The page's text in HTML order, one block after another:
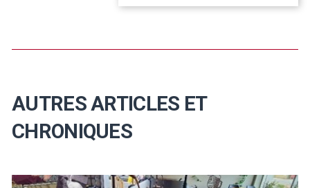
AUTRES ARTICLES ET
CHRONIQUES